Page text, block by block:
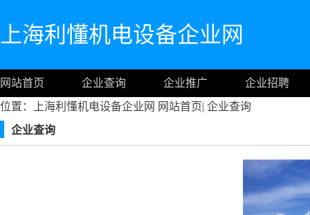
上海利懂机电设备企业网
网站首页 企业查询 企业推广
企业招聘
位置：上海利懂机电设备企业网 网站首页| 企业查询
企业查询